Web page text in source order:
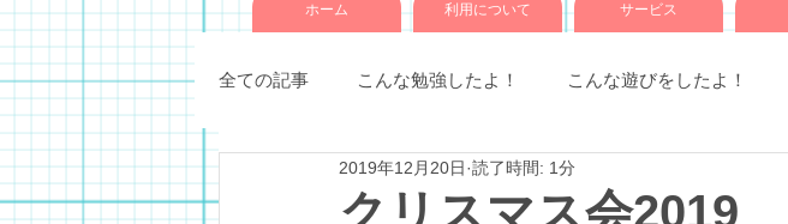
ホーム 利用について サービス
全ての記事 こんな勉強したよ！ こんな遊びをしたよ！
季節催事・イベント 各種教室での様子
クリスマス会2019
2019年12月20日 読了時間: 1分